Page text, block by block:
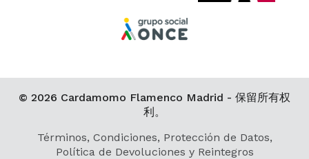
© 2026 Cardamomo Flamenco Madrid - 保留所有权
利。
Términos, Condiciones, Protección de Datos,
Política de Devoluciones y Reintegros